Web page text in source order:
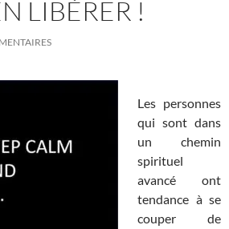
LIBÈRER !
Les personnes
qui sont dans
un chemin
spirituel
avancé ont
tendance à se
couper de